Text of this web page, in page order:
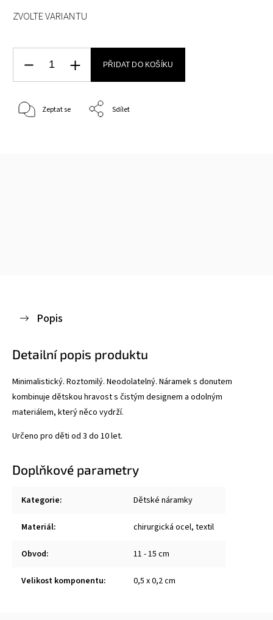
ZVOLTE VARIANTU
PŘIDAT DO KOŠÍKU
Zeptat se Sdílet
Popis
Detailní popis produktu
Minimalistický. Roztomilý. Neodolatelný. Náramek s donutem
kombinuje dětskou hravost s čistým designem a odolným
materiálem, který něco vydrží.
Určeno pro děti od 3 do 10 let.
Doplňkové parametry
Kategorie: Dětské náramky
Materiál: chirurgická ocel, textil
Obvod: 11 - 15 cm
Velikost komponentu: 0,5 x 0,2 cm